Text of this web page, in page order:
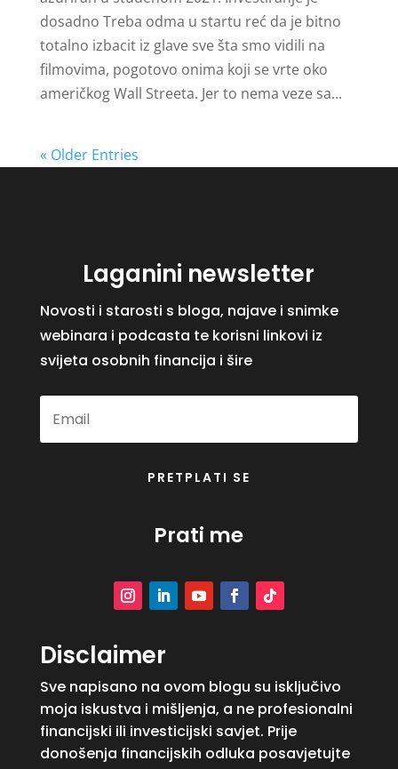
dosadno Treba odma u startu reć da je bitno
totalno izbacit iz glave sve šta smo vidili na
filmovima, pogotovo onima koji se vrte oko
američkog Wall Streeta. Jer to nema veze sa...
« Older Entries
Laganini newsletter
Novosti i starosti s bloga, najave i snimke
webinara i podcasta te korisni linkovi iz
svijeta osobnih financija i šire
PRETPLATI SE
Prati me
Disclaimer
Sve napisano na ovom blogu su isključivo
moja iskustva i mišljenja, a ne profesionalni
financijski ili investicijski savjet. Prije
donošenja financijskih odluka posavjetujte